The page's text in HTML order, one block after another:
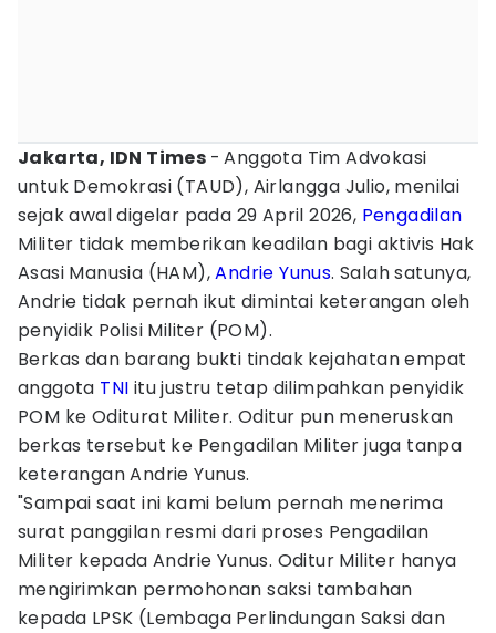
Jakarta, IDN Times - Anggota Tim Advokasi
untuk Demokrasi (TAUD), Airlangga Julio, menilai
sejak awal digelar pada 29 April 2026, Pengadilan
Militer tidak memberikan keadilan bagi aktivis Hak
Asasi Manusia (HAM),Andrie Yunus. Salah satunya,
Andrie tidak pernah ikut dimintai keterangan oleh
penyidik Polisi Militer (POM).
Berkas dan barang bukti tindak kejahatan empat
anggota TNI itu justru tetap dilimpahkan penyidik
POM ke Oditurat Militer. Oditur pun meneruskan
berkas tersebut ke Pengadilan Militer juga tanpa
keterangan Andrie Yunus.
"Sampai saat ini kami belum pernah menerima
surat panggilan resmi dari proses Pengadilan
Militer kepada Andrie Yunus. Oditur Militer hanya
mengirimkan permohonan saksi tambahan
kepada LPSK (Lembaga Perlindungan Saksi dan